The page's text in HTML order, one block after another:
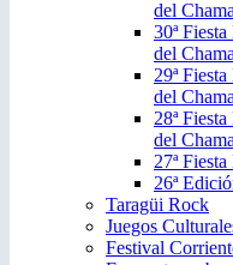
del
30ª
del
29ª
del
28ª
del
27ª
26ª
Taragüi Rock
Juegos
Festival